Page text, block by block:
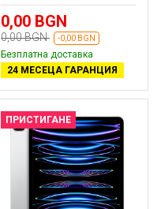
0,00 BGN
0,00 BGN -0,00 BGN
Безплатна доставка
24 МЕСЕЦА ГАРАНЦИЯ
ПРИСТИГАНЕ